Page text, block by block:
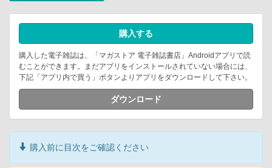
購入する
購入した電子雑誌は、「マガストア 電子雑誌書店」Androidアプリで読
むことができます。まだアプリをインストールされていない場合には、
下記「アプリ内で買う」ボタンよりアプリをダウンロードして下さい。
ダウンロード
購入前に目次をご確認ください